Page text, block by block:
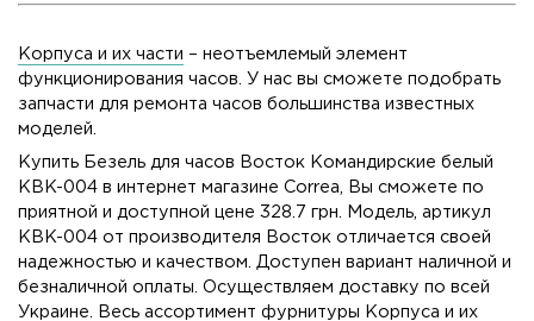
Корпуса и их части – неотъемлемый элемент
функционирования часов. У нас вы сможете подобрать
запчасти для ремонта часов большинства известных
моделей.
Купить Безель для часов Восток Командирские белый
KBK-004 в интернет магазине Correa, Вы сможете по
приятной и доступной цене 328.7 грн. Модель, артикул
KBK-004 от производителя Восток отличается своей
надежностью и качеством. Доступен вариант наличной и
безналичной оплаты. Осуществляем доставку по всей
Украине. Весь ассортимент фурнитуры Корпуса и их